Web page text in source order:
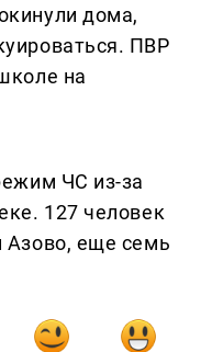
дома,
ПВР
на
ЧС из-за
127 человек
Азово, еще семь